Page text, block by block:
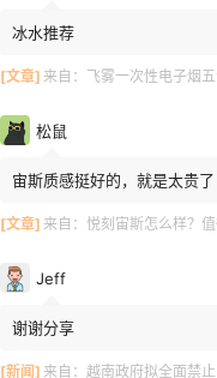
冰水推荐
[文章] 来自： 飞雾一次性电子烟
松鼠
宙斯质感挺好的，就是太贵了
[文章] 来自： 悦刻宙斯怎么样？值
Jeff
谢谢分享
[新闻] 来自： 越南政府拟全面禁止电子